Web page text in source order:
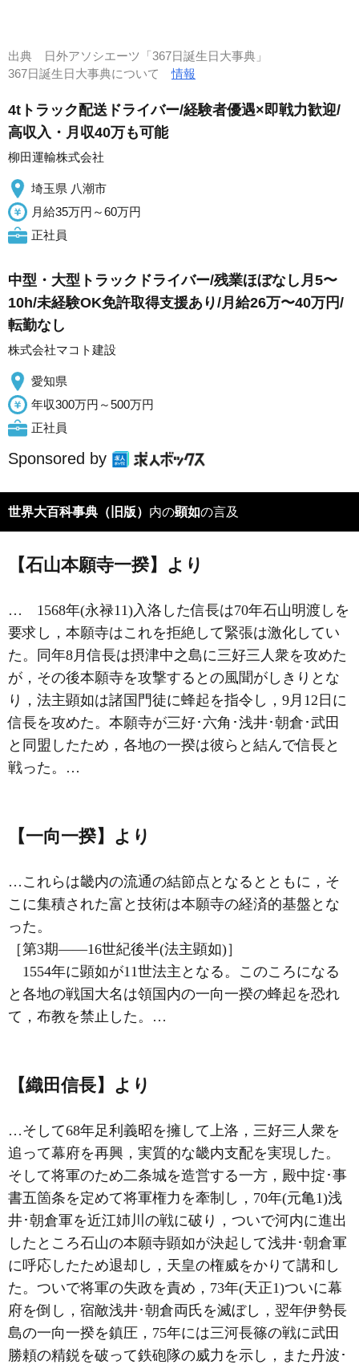
出典
日外アソシエーツ「367日誕生日大事典」
367日誕生日大事典について情報
4tトラック配送ドライバー/経験者優遇×即戦力歓迎/
高収入・月収40万も可能
柳田運輸株式会社
埼玉県 八潮市
月給35万円～60万円
正社員
中型・大型トラックドライバー/残業ほぼなし月5〜
10h/未経験OK免許取得支援あり/月給26万〜40万円/
転勤なし
株式会社マコト建設
愛知県
年収300万円～500万円
正社員
Sponsored by
世界大百科事典（旧版） 内の顕如の言及
【石山本願寺一揆】より
… 1568年(永禄11)入洛した信長は70年石山明渡しを
要求し，本願寺はこれを拒絶して緊張は激化してい
た。同年8月信長は摂津中之島に三好三人衆を攻めた
が，その後本願寺を攻撃するとの風聞がしきりとな
り，法主顕如は諸国門徒に蜂起を指令し，9月12日に
信長を攻めた。本願寺が三好･六角･浅井･朝倉･武田
と同盟したため，各地の一揆は彼らと結んで信長と
戦った。…
【一向一揆】より
…これらは畿内の流通の結節点となるとともに，そ
こに集積された富と技術は本願寺の経済的基盤とな
った。
［第3期――16世紀後半(法主顕如)］
1554年に顕如が11世法主となる。このころになる
と各地の戦国大名は領国内の一向一揆の蜂起を恐れ
て，布教を禁止した。…
【織田信長】より
…そして68年足利義昭を擁して上洛，三好三人衆を
追って幕府を再興，実質的な畿内支配を実現した。
そして将軍のため二条城を造営する一方，殿中掟･事
書五箇条を定めて将軍権力を牽制し，70年(元亀1)浅
井･朝倉軍を近江姉川の戦に破り，ついで河内に進出
したところ石山の本願寺顕如が決起して浅井･朝倉軍
に呼応したため退却し，天皇の権威をかりて講和し
た。ついで将軍の失政を責め，73年(天正1)ついに幕
府を倒し，宿敵浅井･朝倉両氏を滅ぼし，翌年伊勢長
島の一向一揆を鎮圧，75年には三河長篠の戦に武田
勝頼の精鋭を破って鉄砲隊の威力を示し，また丹波･